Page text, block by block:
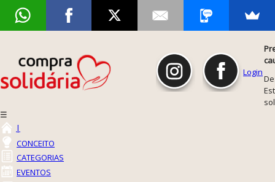
Login
☰
|
CONCEITO
CATEGORIAS
EVENTOS